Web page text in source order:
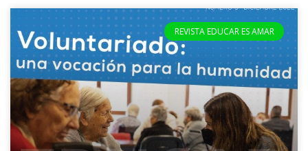
REVISTA EDUCAR ES AMAR